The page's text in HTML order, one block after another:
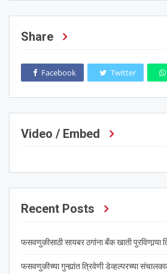
Share
Facebook Twitter
Video / Embed
Recent Posts
फसवणुकीसाठी सायबर ठगांना बँक खाती पुरविणार्‍या
फसवणुकीच्या गुन्ह्यांत त्रिवेणी डेव्हल्परच्या